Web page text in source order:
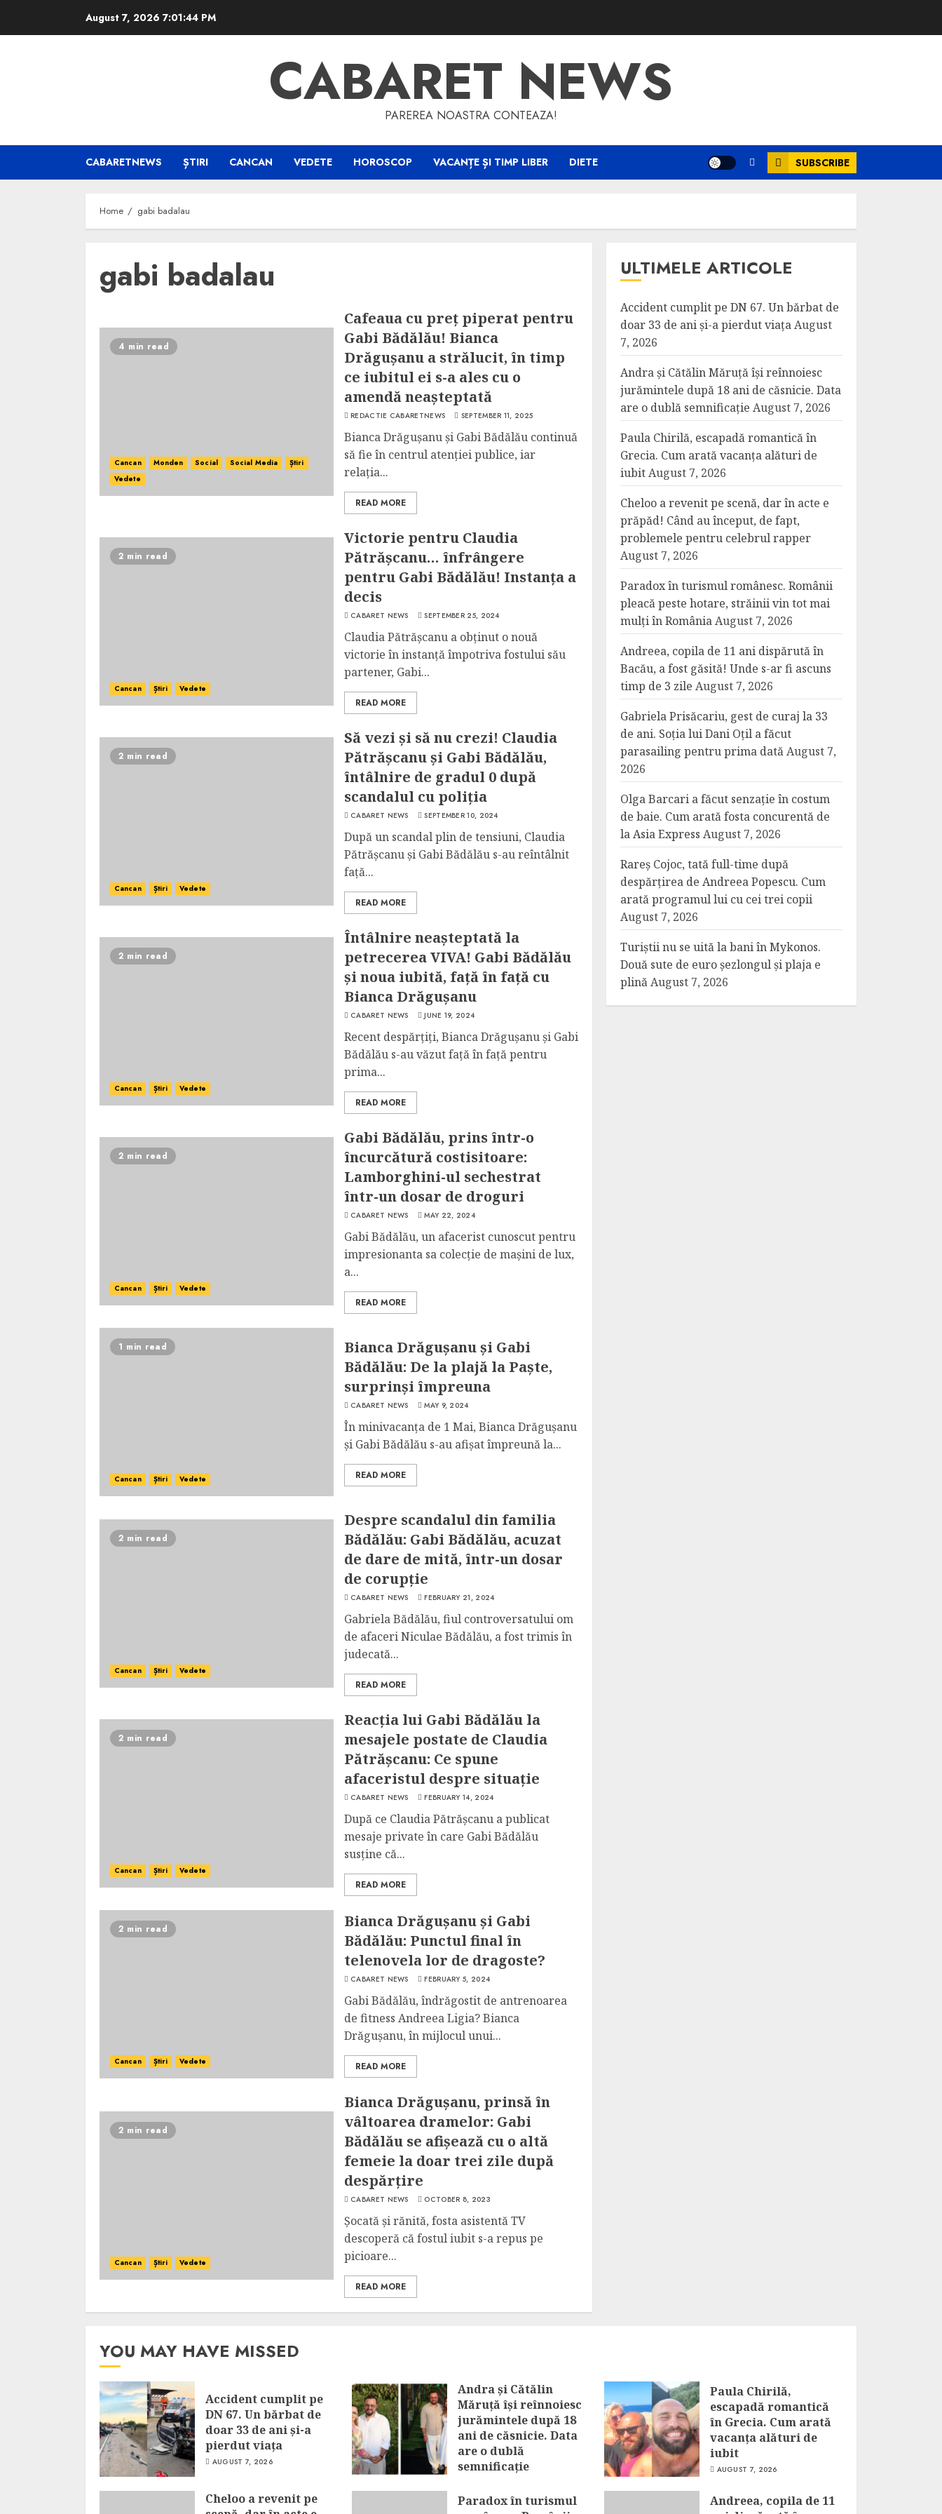
August 7, 2026 7:01:44 PM
CABARET NEWS
PAREREA NOASTRA CONTEAZA!
CABARETNEWS ȘTIRI CANCAN VEDETE HOROSCOP VACANȚE ȘI TIMP LIBER DIETE SUBSCRIBE
Home gabi badalau
gabi badalau
4 min read
Cancan Monden Social Social Media
Știri
Vedete
Cafeaua cu preț piperat pentru
Gabi Bădălău! Bianca
Drăgușanu a strălucit, în timp
ce iubitul ei s-a ales cu o
amendă neașteptată
REDACTIE CABARETNEWS SEPTEMBER 11, 2025
Bianca Drăgușanu și Gabi Bădălău continuă
să fie în centrul atenției publice, iar
relația...
READ MORE
2 min read
Cancan Știri Vedete
Victorie pentru Claudia
Pătrășcanu… înfrângere
pentru Gabi Bădălău! Instanța a
decis
CABARET NEWS SEPTEMBER 25, 2024
Claudia Pătrășcanu a obținut o nouă
victorie în instanță împotriva fostului său
partener, Gabi...
READ MORE
2 min read
Cancan Știri Vedete
Să vezi și să nu crezi! Claudia
Pătrășcanu și Gabi Bădălău,
întâlnire de gradul 0 după
scandalul cu poliția
CABARET NEWS SEPTEMBER 10, 2024
După un scandal plin de tensiuni, Claudia
Pătrășcanu și Gabi Bădălău s-au reîntâlnit
față...
READ MORE
2 min read
Cancan Știri Vedete
Întâlnire neașteptată la
petrecerea VIVA! Gabi Bădălău
și noua iubită, față în față cu
Bianca Drăgușanu
CABARET NEWS JUNE 19, 2024
Recent despărțiți, Bianca Drăgușanu și Gabi
Bădălău s-au văzut față în față pentru
prima...
READ MORE
2 min read
Cancan Știri Vedete
Gabi Bădălău, prins într-o
încurcătură costisitoare:
Lamborghini-ul sechestrat
într-un dosar de droguri
CABARET NEWS MAY 22, 2024
Gabi Bădălău, un afacerist cunoscut pentru
impresionanta sa colecție de mașini de lux,
a...
READ MORE
1 min read
Cancan Știri Vedete
Bianca Drăgușanu și Gabi
Bădălău: De la plajă la Paște,
surprinși împreuna
CABARET NEWS MAY 9, 2024
În minivacanța de 1 Mai, Bianca Drăgușanu
și Gabi Bădălău s-au afișat împreună la...
READ MORE
2 min read
Cancan Știri Vedete
Despre scandalul din familia
Bădălău: Gabi Bădălău, acuzat
de dare de mită, într-un dosar
de corupție
CABARET NEWS FEBRUARY 21, 2024
Gabriela Bădălău, fiul controversatului om
de afaceri Niculae Bădălău, a fost trimis în
judecată...
READ MORE
2 min read
Cancan Știri Vedete
Reacția lui Gabi Bădălău la
mesajele postate de Claudia
Pătrășcanu: Ce spune
afaceristul despre situație
CABARET NEWS FEBRUARY 14, 2024
După ce Claudia Pătrășcanu a publicat
mesaje private în care Gabi Bădălău
susține că...
READ MORE
2 min read
Cancan Știri Vedete
Bianca Drăgușanu și Gabi
Bădălău: Punctul final în
telenovela lor de dragoste?
CABARET NEWS FEBRUARY 5, 2024
Gabi Bădălău, îndrăgostit de antrenoarea
de fitness Andreea Ligia? Bianca
Drăgușanu, în mijlocul unui...
READ MORE
2 min read
Cancan Știri Vedete
Bianca Drăgușanu, prinsă în
vâltoarea dramelor: Gabi
Bădălău se afișează cu o altă
femeie la doar trei zile după
despărțire
CABARET NEWS OCTOBER 8, 2023
Șocată și rănită, fosta asistentă TV
descoperă că fostul iubit s-a repus pe
picioare...
READ MORE
ULTIMELE ARTICOLE
Accident cumplit pe DN 67. Un bărbat de
doar 33 de ani și-a pierdut viațaAugust
7, 2026
Andra și Cătălin Măruță își reînnoiesc
jurămintele după 18 ani de căsnicie. Data
are o dublă semnificație August 7, 2026
Paula Chirilă, escapadă romantică în
Grecia. Cum arată vacanța alături de
iubitAugust 7, 2026
Cheloo a revenit pe scenă, dar în acte e
prăpăd! Când au început, de fapt,
problemele pentru celebrul rapper
August 7, 2026
Paradox în turismul românesc. Românii
pleacă peste hotare, străinii vin tot mai
mulți în RomâniaAugust 7, 2026
Andreea, copila de 11 ani dispărută în
Bacău, a fost găsită! Unde s-ar fi ascuns
timp de 3 zile August 7, 2026
Gabriela Prisăcariu, gest de curaj la 33
de ani. Soția lui Dani Oțil a făcut
parasailing pentru prima datăAugust 7,
2026
Olga Barcari a făcut senzație în costum
de baie. Cum arată fosta concurentă de
la Asia Express August 7, 2026
Rareș Cojoc, tată full-time după
despărțirea de Andreea Popescu. Cum
arată programul lui cu cei trei copii
August 7, 2026
Turiștii nu se uită la bani în Mykonos.
Două sute de euro șezlongul și plaja e
plinăAugust 7, 2026
YOU MAY HAVE MISSED
Accident cumplit pe
DN 67. Un bărbat de
doar 33 de ani și-a
pierdut viața
AUGUST 7, 2026
Andra și Cătălin
Măruță își reînnoiesc
jurămintele după 18
ani de căsnicie. Data
are o dublă
semnificație
Paula Chirilă,
escapadă romantică
în Grecia. Cum arată
vacanța alături de
iubit
AUGUST 7, 2026
Cheloo a revenit pe
Paradox în turismul
Andreea, copila de 11